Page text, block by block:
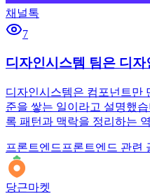
채널톡
7
디자인시스템 팀은 디
디자인시스템은 컴포넌트만
준을 쌓는 일이라고 설명했
록 패턴과 맥락을 정리하는
프론트엔드 프론트엔드 관련
당근마켓